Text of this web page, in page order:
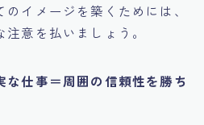
イメージを築くためには、
意を払いましょう。
仕事＝周囲の信頼性を勝ち